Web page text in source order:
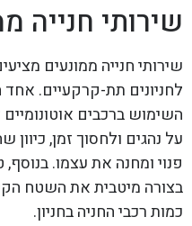
שירותי חנייה
שירותי חנייה ממונעים
לחניונים תת-קרקעיים.
השימוש ברכבים
על נהגים ולחסוך זמן,
פנוי ומחנה את עצמו.
בצורה מיטבית את השטח
כמות רכבי החניה בחניון.